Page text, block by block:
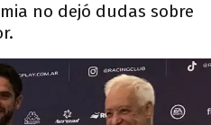
no dejó dudas sobre